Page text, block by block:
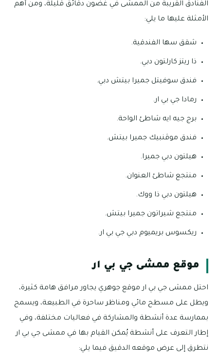
الفنادق القريبة من الممشى في غضون دقائق قليلة، ومن أهم
الأمثلة عليها ما يلي:
شقق سها الفندقية.
ذا ريتز كارلتون دبي.
فندق سوفيتل جميرا بيتش دبي.
رمادا جي بي ار.
برج جيه ايه شاطئ الواحة.
فندق موڤنبيك جميرا بيتش.
هيلتون دبي جميرا.
منتجع شاطئ العنوان.
هيلتون دبي ذا ووك.
منتجع شيراتون جميرا بيتش.
ريكسوس بريميوم دبي جي بي ار.
موقع ممشى جي بي ار
احتل ممشى جي بي ار موقع جوهري يجاور مرافق هامة كثيرة،
ويطل على مسطح مائي ومناظر ساحرة في الطبيعة، ويسمح
بممارسة عدة أنشطة والمشاركة في فعاليات مختلفة، وفي
إطار التعرف على أنشطة يُمكن القيام بها في ممشى جي بي ار
نتطرق إلى عرض موقعه الدقيق فيما يلي: